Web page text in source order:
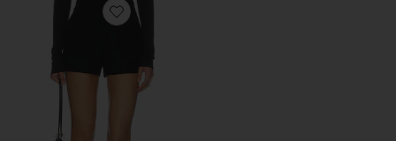
Favorite Short Cady